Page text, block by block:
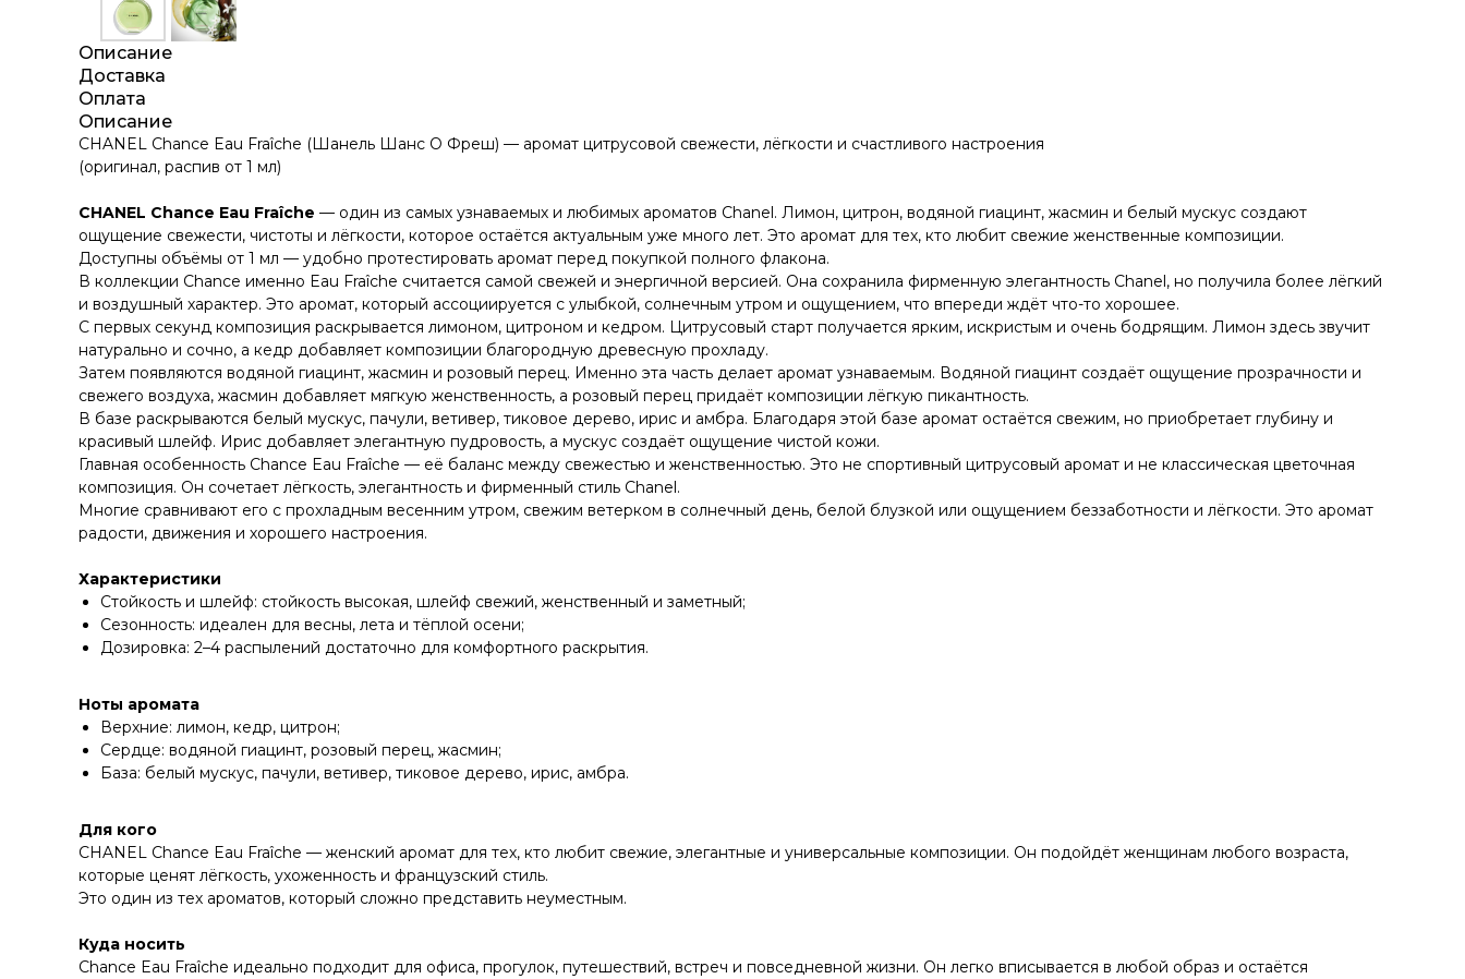
Описание
Доставка
Оплата
Описание
CHANEL Chance Eau Fraîche (Шанель Шанс О Фреш) — аромат цитрусовой свежести, лёгкости и счастливого настроения
(оригинал, распив от 1 мл)
CHANEL Chance Eau Fraîche — один из самых узнаваемых и любимых ароматов Chanel. Лимон, цитрон, водяной гиацинт, жасмин и белый мускус создают
ощущение свежести, чистоты и лёгкости, которое остаётся актуальным уже много лет. Это аромат для тех, кто любит свежие женственные композиции.
Доступны объёмы от 1 мл — удобно протестировать аромат перед покупкой полного флакона.
В коллекции Chance именно Eau Fraîche считается самой свежей и энергичной версией. Она сохранила фирменную элегантность Chanel, но получила более лёгкий
и воздушный характер. Это аромат, который ассоциируется с улыбкой, солнечным утром и ощущением, что впереди ждёт что-то хорошее.
С первых секунд композиция раскрывается лимоном, цитроном и кедром. Цитрусовый старт получается ярким, искристым и очень бодрящим. Лимон здесь звучит
натурально и сочно, а кедр добавляет композиции благородную древесную прохладу.
Затем появляются водяной гиацинт, жасмин и розовый перец. Именно эта часть делает аромат узнаваемым. Водяной гиацинт создаёт ощущение прозрачности и
свежего воздуха, жасмин добавляет мягкую женственность, а розовый перец придаёт композиции лёгкую пикантность.
В базе раскрываются белый мускус, пачули, ветивер, тиковое дерево, ирис и амбра. Благодаря этой базе аромат остаётся свежим, но приобретает глубину и
красивый шлейф. Ирис добавляет элегантную пудровость, а мускус создаёт ощущение чистой кожи.
Главная особенность Chance Eau Fraîche — её баланс между свежестью и женственностью. Это не спортивный цитрусовый аромат и не классическая цветочная
композиция. Он сочетает лёгкость, элегантность и фирменный стиль Chanel.
Многие сравнивают его с прохладным весенним утром, свежим ветерком в солнечный день, белой блузкой или ощущением беззаботности и лёгкости. Это аромат
радости, движения и хорошего настроения.
Характеристики
Стойкость и шлейф: стойкость высокая, шлейф свежий, женственный и заметный;
Сезонность: идеален для весны, лета и тёплой осени;
Дозировка: 2–4 распылений достаточно для комфортного раскрытия.
Ноты аромата
Верхние: лимон, кедр, цитрон;
Сердце: водяной гиацинт, розовый перец, жасмин;
База: белый мускус, пачули, ветивер, тиковое дерево, ирис, амбра.
Для кого
CHANEL Chance Eau Fraîche — женский аромат для тех, кто любит свежие, элегантные и универсальные композиции. Он подойдёт женщинам любого возраста,
которые ценят лёгкость, ухоженность и французский стиль.
Это один из тех ароматов, который сложно представить неуместным.
Куда носить
Chance Eau Fraîche идеально подходит для офиса, прогулок, путешествий, встреч и повседневной жизни. Он легко вписывается в любой образ и остаётся